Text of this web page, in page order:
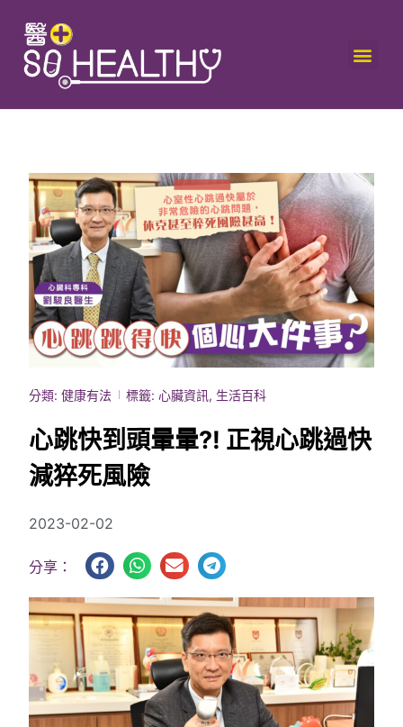
分類: 健康有法 標籤: 心臟資訊, 生活百科
心跳快到頭暈暈?! 正視心跳過快
減猝死風險
2023-02-02
分享：